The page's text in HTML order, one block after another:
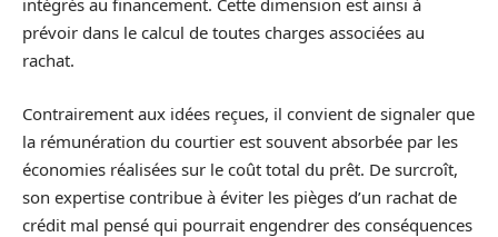
intégrés au financement. Cette dimension est ainsi à
prévoir dans le calcul de toutes charges associées au
rachat.
Contrairement aux idées reçues, il convient de signaler que
la rémunération du courtier est souvent absorbée par les
économies réalisées sur le coût total du prêt. De surcroît,
son expertise contribue à éviter les pièges d’un rachat de
crédit mal pensé qui pourrait engendrer des conséquences